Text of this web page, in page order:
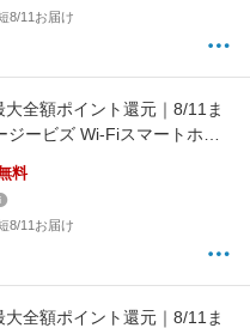
8/11お届け
大全額ポイント還元｜8/11ま
ービズ Wi-Fiスマートホー
CS-BC2 [暗視対応]
料
8/11お届け
大全額ポイント還元｜8/11ま